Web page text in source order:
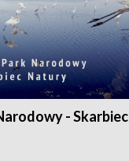
- Skarbiec